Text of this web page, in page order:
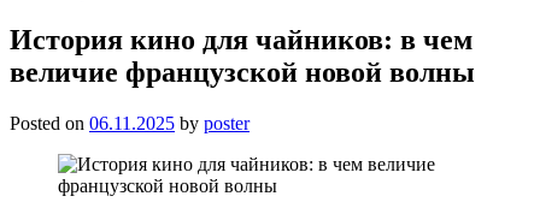
История кино для чайников: в чем
величие французской новой волны
Posted on 06.11.2025 by poster